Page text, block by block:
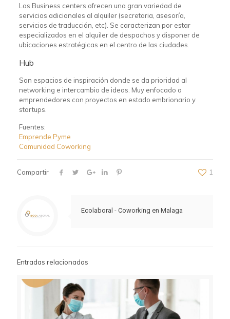
Los Business centers ofrecen una gran variedad de
servicios adicionales al alquiler (secretaria, asesoría,
servicios de traducción, etc). Se caracterizan por estar
especializados en el alquiler de despachos y disponer de
ubicaciones estratégicas en el centro de las ciudades.
Hub
Son espacios de inspiración donde se da prioridad al
networking e intercambio de ideas. Muy enfocado a
emprendedores con proyectos en estado embrionario y
startups.
Fuentes:
Emprende Pyme
Comunidad Coworking
Compartir 1
Ecolaboral - Coworking en Malaga
Entradas relacionadas